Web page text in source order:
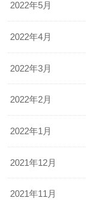
2022年5月
2022年4月
2022年3月
2022年2月
2022年1月
2021年12月
2021年11月